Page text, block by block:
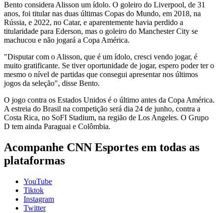
Bento considera Alisson um ídolo. O goleiro do Liverpool, de 31
anos, foi titular nas duas últimas Copas do Mundo, em 2018, na
Rússia, e 2022, no Catar, e aparentemente havia perdido a
titularidade para Ederson, mas o goleiro do Manchester City se
machucou e não jogará a Copa América.
"Disputar com o Alisson, que é um ídolo, cresci vendo jogar, é
muito gratificante. Se tiver oportunidade de jogar, espero poder ter o
mesmo o nível de partidas que consegui apresentar nos últimos
jogos da seleção", disse Bento.
O jogo contra os Estados Unidos é o último antes da Copa América.
A estreia do Brasil na competição será dia 24 de junho, contra a
Costa Rica, no SoFI Stadium, na região de Los Angeles. O Grupo
D tem ainda Paraguai e Colômbia.
Acompanhe CNN Esportes em todas as
plataformas
YouTube
Tiktok
Instagram
Twitter